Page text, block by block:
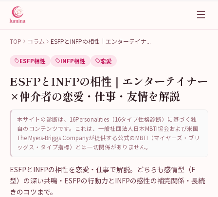
TOP コラム ESFPとINFPの相性｜エンターテイナ...
ESFP相性 INFP相性 恋愛
ESFPとINFPの相性｜エンターテイナー
×仲介者の恋愛・仕事・友情を解説
本サイトの診断は、16Personalities（16タイプ性格診断）に基づく独
自のコンテンツです。これは、一般社団法人日本MBTI協会および米国
The Myers-Briggs Companyが提供する公式のMBTI（マイヤーズ・ブリ
ッグス・タイプ指標）とは一切関係がありません。
ESFPとINFPの相性を恋愛・仕事で解説。どちらも感情型（F
型）の深い共鳴・ESFPの行動力とINFPの感性の補完関係・長続
きのコツまで。